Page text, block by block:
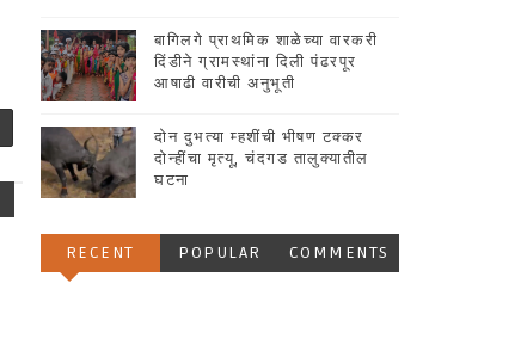
बागिलगे प्राथमिक शाळेच्या वारकरी
दिंडीने ग्रामस्थांना दिली पंढरपूर
आषाढी वारीची अनुभूती
दोन दुभत्या म्हशींची भीषण टक्कर
दोन्हींचा मृत्यू, चंदगड तालुक्यातील
घटना
RECENT POPULAR COMMENTS